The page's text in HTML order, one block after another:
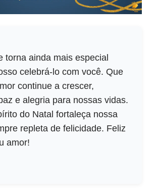
torna ainda mais especial
celebrá-lo com você. Que
continue a crescer,
e alegria para nossas vidas.
do Natal fortaleça nossa
repleta de felicidade. Feliz
amor!